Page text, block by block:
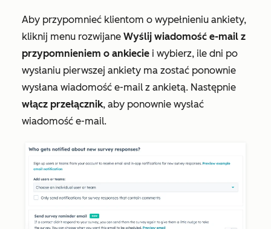
Aby przypomnieć klientom o wypełnieniu ankiety,
kliknij menu rozwijane Wyślij wiadomość e-mail z
przypomnieniem o ankiecie i wybierz, ile dni po
wysłaniu pierwszej ankiety ma zostać ponownie
wysłana wiadomość e-mail z ankietą. Następnie
włącz przełącznik, aby ponownie wysłać
wiadomość e-mail.